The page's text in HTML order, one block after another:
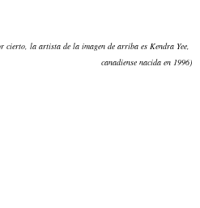
cierto, la artista de la imagen de arriba es Kendra Yee,
canadiense nacida en 1996)